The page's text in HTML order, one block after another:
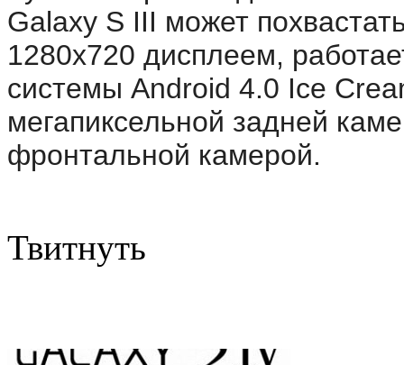
Galaxy S III может
1280x720 дисплеем,
системы Android 4.0 Ice
мегапиксельной задней
фронтальной камерой.
Твитнуть